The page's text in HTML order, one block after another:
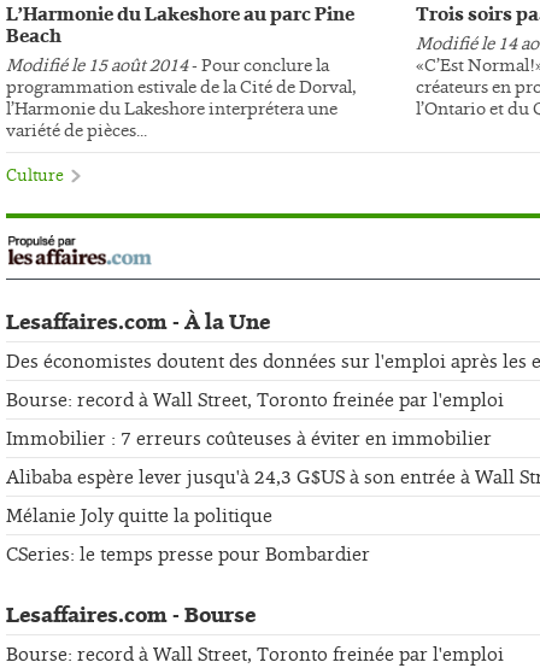
L’Harmonie du Lakeshore au parc Pine
Beach
Modifié le 15 août 2014- Pour conclure la
programmation estivale de la Cité de Dorval,
l’Harmonie du Lakeshore interprétera une
variété de pièces...
Trois soirs
Modifié le 14
«C’Est
créateurs en
l’Ontario et du
Culture
Lesaffaires.com - À la Une
Des économistes doutent des données sur l'emploi après
Bourse: record à Wall Street, Toronto freinée par l'emploi
Immobilier : 7 erreurs coûteuses à éviter en immobilier
Alibaba espère lever jusqu'à 24,3 G$US à son entrée à Wall
Mélanie Joly quitte la politique
CSeries: le temps presse pour Bombardier
Lesaffaires.com - Bourse
Bourse: record à Wall Street, Toronto freinée par l'emploi